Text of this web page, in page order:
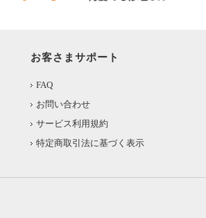
お客さまサポート
FAQ
お問い合わせ
サービス利用規約
特定商取引法に基づく表示